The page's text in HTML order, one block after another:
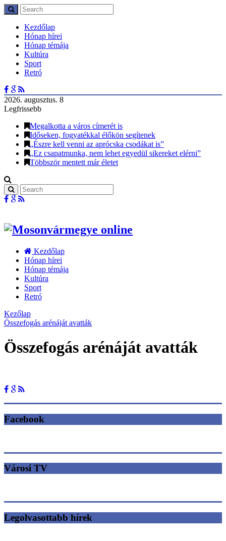
Kezdőlap
Hónap hírei
Hónap témája
Kultúra
Sport
Retró
2026. augusztus. 8
Legfrissebb
Megalkotta a város címerét is
Időseken, fogyatékkal élőkön segítenek
„Észre kell venni az aprócska csodákat is”
„Ez csapatmunka, nem lehet egyedül sikereket elérni”
Többször mentett már életet
Kezdőlap
Hónap hírei
Hónap témája
Kultúra
Sport
Retró
Kezőlap
Összefogás arénáját avatták
Összefogás arénáját avatták
Facebook
Városi TV
Legolvasottabb hírek